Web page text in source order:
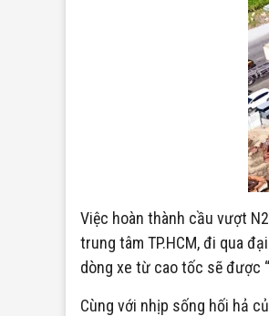
Việc hoàn thành cầu vượt
trung tâm TP.HCM, đi qua
dòng xe từ cao tốc sẽ được
Cùng với nhịp sống hối hả